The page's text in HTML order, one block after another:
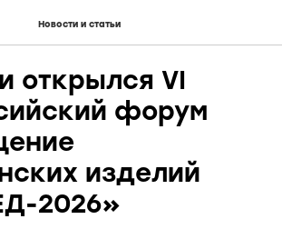
Новости и статьи
открылся VI
форум
изделий
2026»